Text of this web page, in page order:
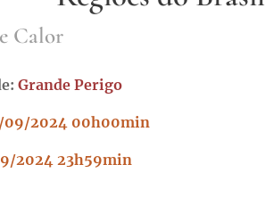
Calor
Grande Perigo
09/2024 00h00min
2024 23h59min